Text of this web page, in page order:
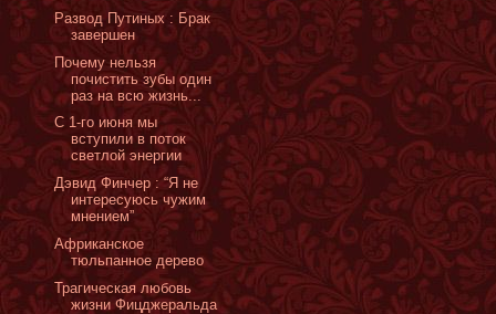
Развод Путиных : Брак
завершен
Почему нельзя
почистить зубы один
раз на всю жизнь...
С 1-го июня мы
вступили в поток
светлой энергии
Дэвид Финчер : “Я не
интересуюсь чужим
мнением”
Африканское
тюльпанное дерево
Трагическая любовь
жизни Фицджеральда